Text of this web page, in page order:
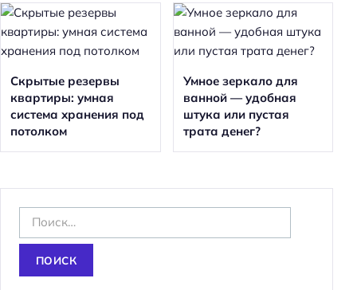
Скрытые резервы
квартиры: умная
система хранения под
потолком
Умное зеркало для
ванной — удобная
штука или пустая
трата денег?
а